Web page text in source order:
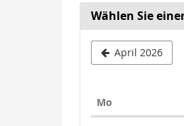
Wählen Sie
April 2026
Mo